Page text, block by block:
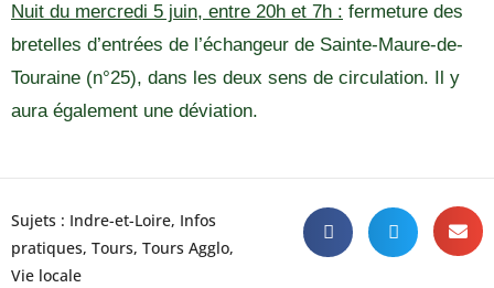
Nuit du mercredi 5 juin, entre 20h et 7h : fermeture des
bretelles d’entrées de l’échangeur de Sainte-Maure-de-
Touraine (n°25), dans les deux sens de circulation. Il y
aura également une déviation.
Sujets : Indre-et-Loire, Infos
pratiques, Tours, Tours Agglo,
Vie locale